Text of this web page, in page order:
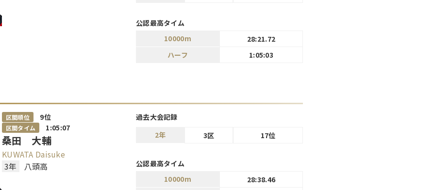
公認最高タイム
10000m
28:21.72
ハーフ
1:05:03
区間順位 9位
区間タイム 1:05:07
桑田 大輔
KUWATA Daisuke
3年
八頭高
過去大会記録
2年
3区 17位
公認最高タイム
10000m
28:38.46